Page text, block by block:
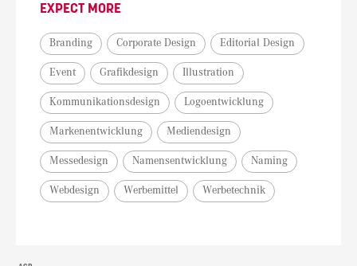
EXPECT MORE
Branding Corporate Design Editorial Design
Event Grafikdesign Illustration
Kommunikationsdesign Logoentwicklung
Markenentwicklung Mediendesign
Messedesign Namensentwicklung Naming
Webdesign Werbemittel Werbetechnik